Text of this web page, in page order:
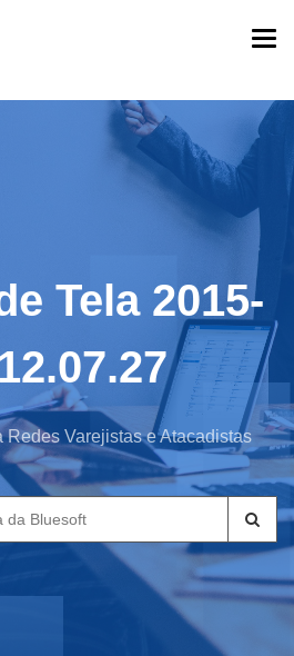
Tela 2015-
Redes Varejistas e Atacadistas